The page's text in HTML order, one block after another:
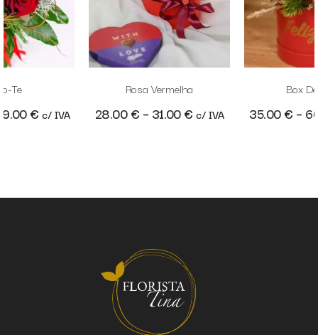
Te
€ c/ IVA
Rosa Vermelha
28.00€ – 31.00€ c/ IVA
Box
35.00€ –